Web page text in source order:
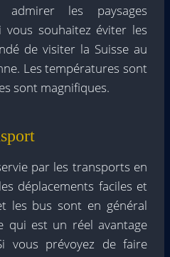
les paysages
vous souhaitez éviter les
de visiter la Suisse au
Les températures sont
sont magnifiques.
par les transports en
déplacements faciles et
les bus sont en général
qui est un réel avantage
vous prévoyez de faire